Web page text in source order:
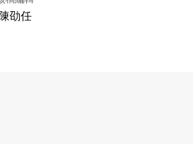
陳劭任